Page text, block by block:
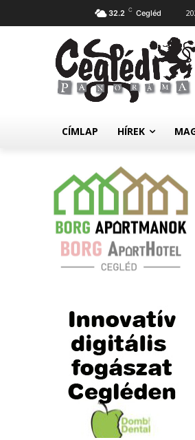
32.2 C Cegléd
CÍMLAP HÍREK